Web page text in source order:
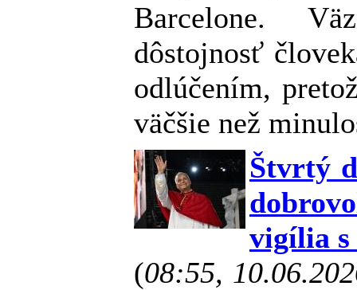
Barcelone.
dôstojnosť
odlúčením,
väčšie než
Štvrtý
vigília
(08:55,